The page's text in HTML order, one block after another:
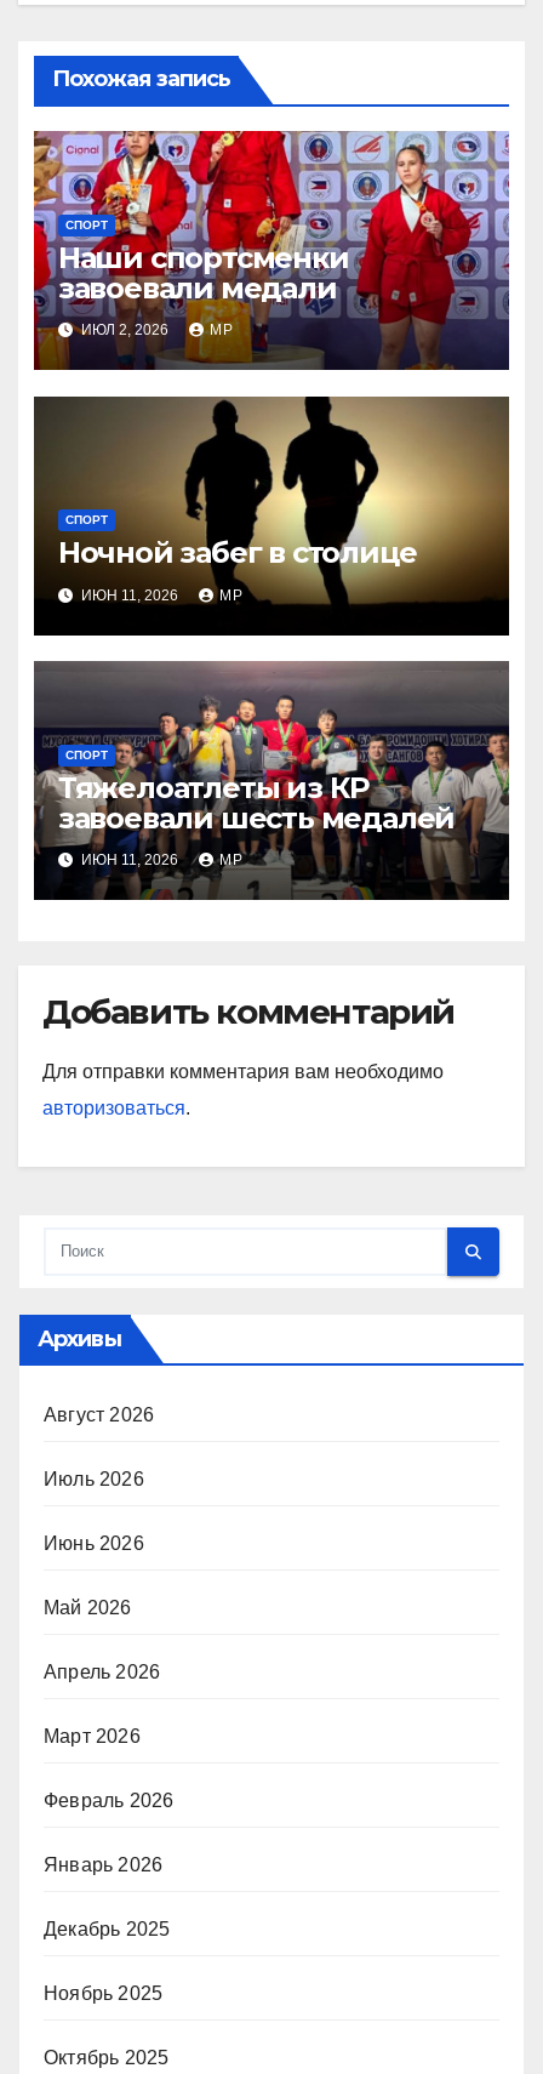
Похожая запись
СПОРТ
Наши спортсменки
завоевали медали
ИЮЛ 2, 2026 MP
СПОРТ
Ночной забег в столице
ИЮН 11, 2026 MP
СПОРТ
Тяжелоатлеты из КР
завоевали шесть медалей
ИЮН 11, 2026 MP
Добавить комментарий
Для отправки комментария вам необходимо
авторизоваться.
Архивы
Август 2026
Июль 2026
Июнь 2026
Май 2026
Апрель 2026
Март 2026
Февраль 2026
Январь 2026
Декабрь 2025
Ноябрь 2025
Октябрь 2025